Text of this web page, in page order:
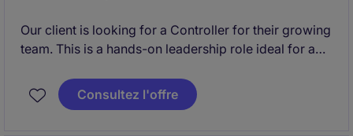
Our client is looking for a Controller for their growing
team. This is a hands-on leadership role ideal for a
who thrives in a project-driven environment and
enjoys partnering closely with operations and
Consultez l'offre